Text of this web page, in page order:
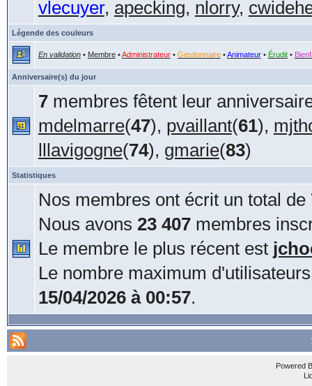
vlecuyer, apecking, nlorry,
Légende des couleurs
En validation• Membre•Administrateur• Gestionnaire•Animateur• Érudit•
Anniversaire(s) du jour
7membres fêtent leur
mdelmarre(47), pvaillant(61),
lllavigogne(74), gmarie(83)
Statistiques
Nos membres ont écrit un total de
Nous avons 23 407membres
Le membre le plus récent est
Le nombre maximum
15/04/2026 à 00:57.
Powered